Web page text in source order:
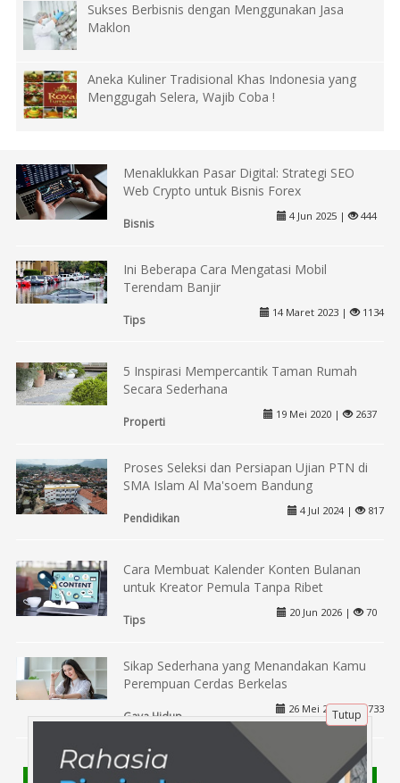
Sukses Berbisnis dengan Menggunakan Jasa
Maklon
Aneka Kuliner Tradisional Khas Indonesia yang
Menggugah Selera, Wajib Coba !
Menaklukkan Pasar Digital: Strategi SEO
Web Crypto untuk Bisnis Forex
Bisnis
4 Jun 2025 | 444
Ini Beberapa Cara Mengatasi Mobil
Terendam Banjir
Tips
14 Maret 2023 | 1134
5 Inspirasi Mempercantik Taman Rumah
Secara Sederhana
Properti
19 Mei 2020 | 2637
Proses Seleksi dan Persiapan Ujian PTN di
SMA Islam Al Ma'soem Bandung
Pendidikan
4 Jul 2024 | 817
Cara Membuat Kalender Konten Bulanan
untuk Kreator Pemula Tanpa Ribet
Tips
20 Jun 2026 | 70
Sikap Sederhana yang Menandakan Kamu
Perempuan Cerdas Berkelas
Gaya Hidup
26 Mei 2023 | 733
Tutup